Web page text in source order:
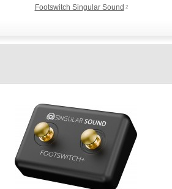
Footswitch Singular Sound 2